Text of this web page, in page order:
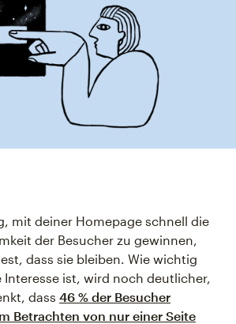
mit deiner Homepage schnell die
der Besucher zu gewinnen,
dass sie bleiben. Wie wichtig
ist, wird noch deutlicher,
dass 46 % der Besucher
Betrachten von nur einer Seite